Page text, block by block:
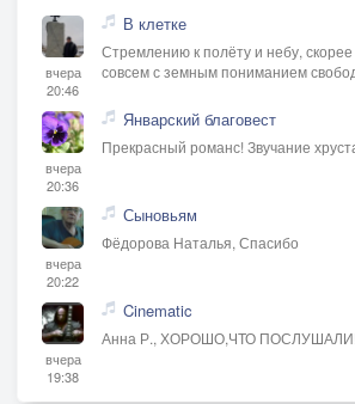
вчера
20:46
В клетке
Стремлению к полёту и небу,
совсем с земным пониманием
вчера
20:36
Январский благовест
Прекрасный романс! Звучание
вчера
20:22
Сыновьям
Фёдорова Наталья, Спасибо
вчера
19:38
Cinematic
Анна Р., ХОРОШО,ЧТО ПОСЛУШАЛИ!